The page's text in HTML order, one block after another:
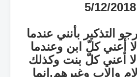
5/12/2018
التذكير بأنني عندما
لا أعني كلّ ابن وعندما
لا أعني كلّ بنت وكذلك
والاب وغيرهم,انما